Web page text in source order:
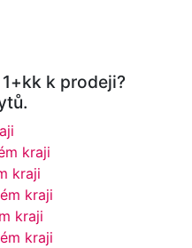
k prodeji?
kraji
kraji
kraji
kraji
kraji